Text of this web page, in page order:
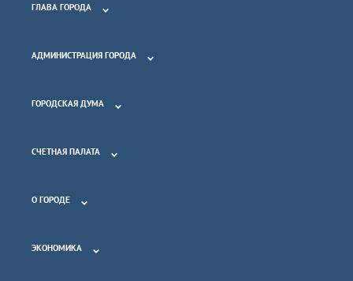
ГЛАВА ГОРОДА
АДМИНИСТРАЦИЯ ГОРОДА
ГОРОДСКАЯ ДУМА
СЧЕТНАЯ ПАЛАТА
О ГОРОДЕ
ЭКОНОМИКА